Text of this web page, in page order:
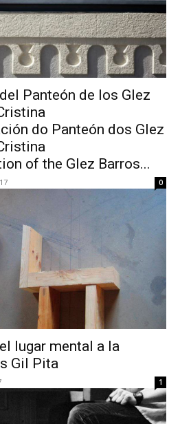
Panteón de los Glez
do Panteón dos Glez
of the Glez Barros...
0
lugar mental a la
Gil Pita
1